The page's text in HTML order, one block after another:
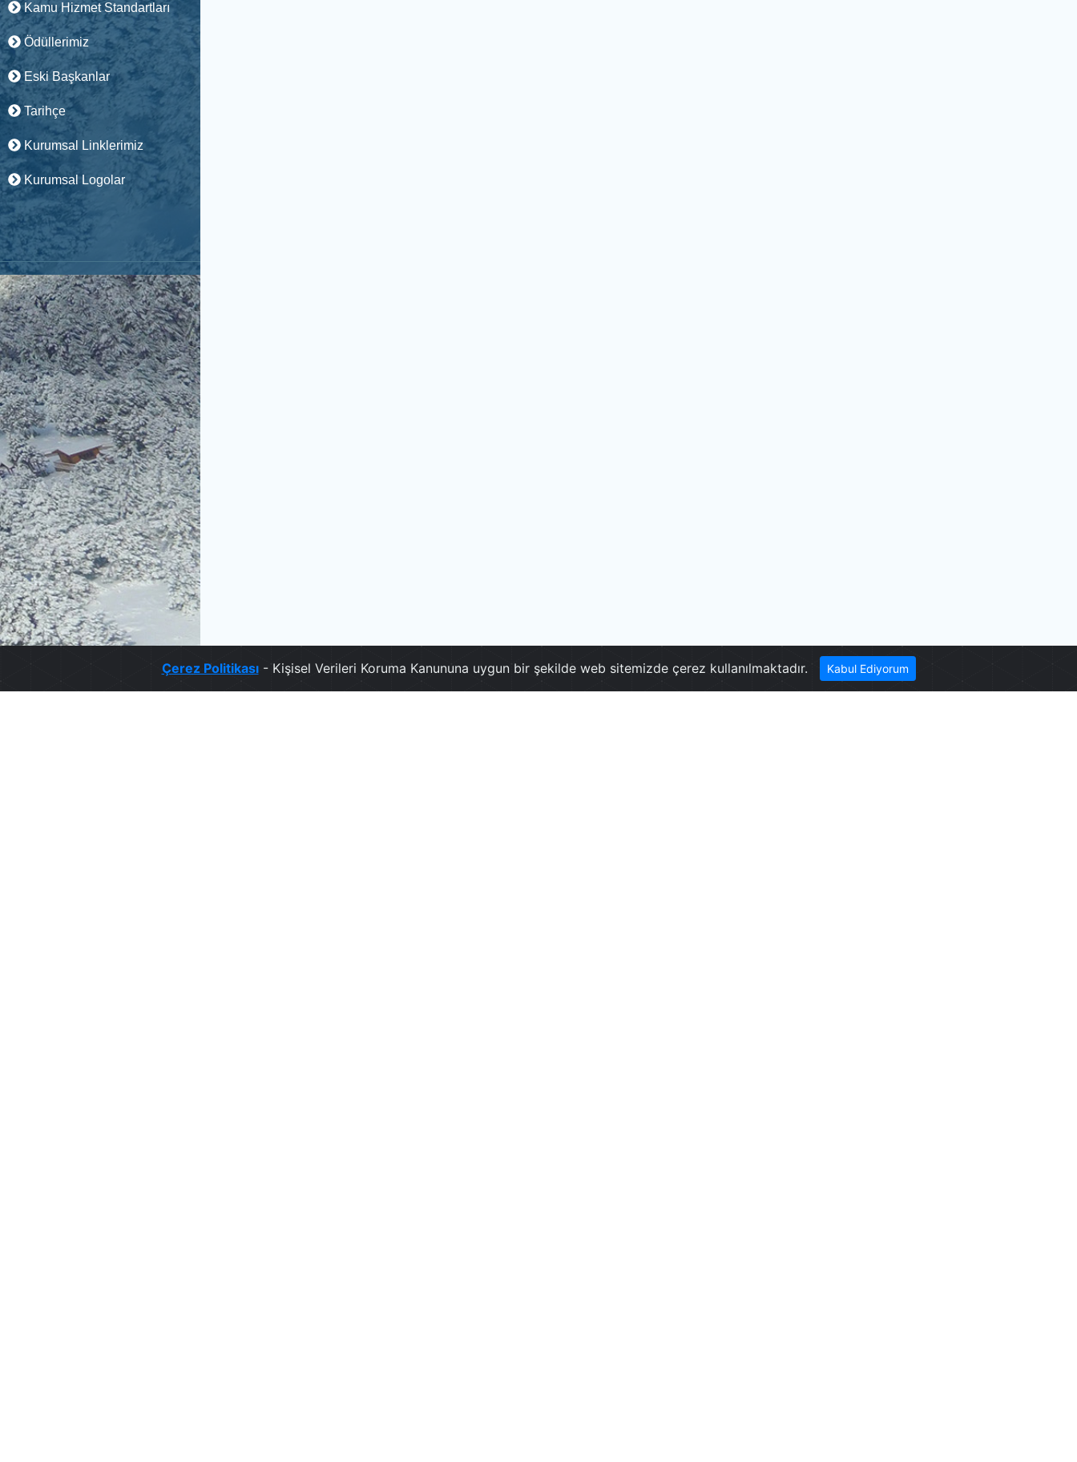
Kamu Hizmet Standartları
Ödüllerimiz
Eski Başkanlar
Tarihçe
Kurumsal Linklerimiz
Kurumsal Logolar
Çerez Politikası- Kişisel Verileri Koruma Kanununa uygun bir şekilde web sitemizde çerez kullanılmaktadır. Kabul Ediyorum